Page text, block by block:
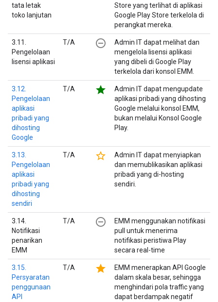
tata letak
toko lanjutan
Store yang terlihat di aplikasi
Google Play Store terkelola di
perangkat mereka.
3.11.
Pengelolaan
lisensi aplikasi
T/A remove_circle_outline
Admin IT dapat melihat dan
mengelola lisensi aplikasi
yang dibeli di Google Play
terkelola dari konsol EMM.
3.12.
Pengelolaan
aplikasi
pribadi yang
dihosting
Google
T/A star
Admin IT dapat mengupdate
aplikasi pribadi yang dihosting
Google melalui konsol EMM,
bukan melalui Konsol Google
Play.
3.13.
Pengelolaan
aplikasi
pribadi yang
dihosting
sendiri
T/A star_border
Admin IT dapat menyiapkan
dan memublikasikan aplikasi
pribadi yang di-hosting
sendiri.
3.14.
Notifikasi
penarikan
EMM
T/A remove_circle_outline
EMM menggunakan notifikasi
pull untuk menerima
notifikasi peristiwa Play
secara real-time
3.15.
Persyaratan
penggunaan
API
T/A star
EMM menerapkan API Google
dalam skala besar, sehingga
menghindari pola traffic yang
dapat berdampak negatif